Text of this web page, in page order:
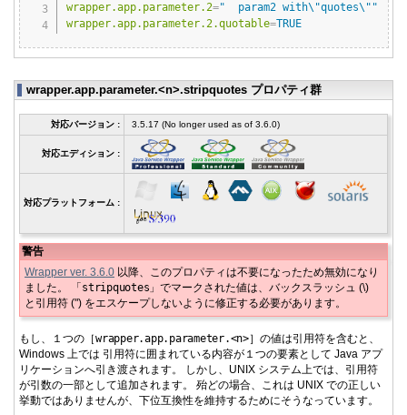
wrapper.app.parameter.2="  param2 with\"quotes\""
wrapper.app.parameter.2.quotable=TRUE
wrapper.app.parameter.<n>.stripquotes プロパティ群
対応バージョン : 3.5.17 (No longer used as of 3.6.0)
対応エディション :
対応プラットフォーム :
警告
Wrapper ver. 3.6.0 以降、このプロパティは不要になったため無効になり
ました。 「 stripquotes 」でマークされた値は、バックスラッシュ (\)
と引用符 (") をエスケープしないように修正する必要があります。
もし、１つの［wrapper.app. parameter.<n>］の値は引用符を含むと、
Windows 上では 引用符に囲まれている内容が１つの要素として Java アプ
リケーションへ引き渡されます。 しかし、UNIX システム上では、引用符
が引数の一部として追加されます。 殆どの場合、これは UNIX での正しい
挙動ではありませんが、下位互換性を維持するためにそうなっています。